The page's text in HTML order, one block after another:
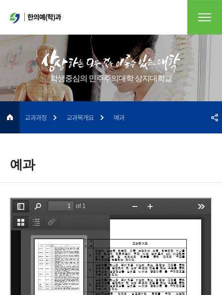
한의예(학)과
학생중심의 민주주의대학 상지대학교
예과
교과과정 교과목개요 예과